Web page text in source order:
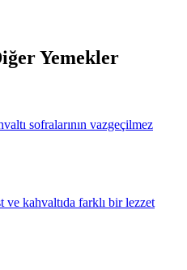
Yemekler
sofralarının vazgeçilmez
kahvaltıda farklı bir lezzet